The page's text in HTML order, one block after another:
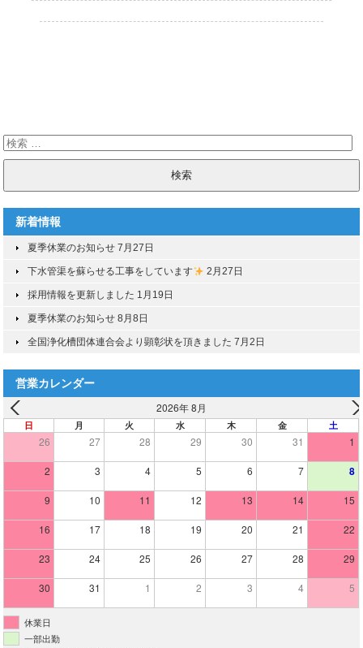
新着情報
夏季休業のお知らせ 7月27日
下水管渠を蘇らせる工事をしています 2月27日
採用情報を更新しました 1月19日
夏季休業のお知らせ 8月8日
全国浄化槽団体連合会より顕彰状を頂きました 7月2日
営業カレンダー
2026年 8月
日 月 火 水 木 金 土
26 27 28 29 30 31 1
2 3 4 5 6 7 8
9 10 11 12 13 14 15
16 17 18 19 20 21 22
23 24 25 26 27 28 29
30 31 1 2 3 4 5
休業日
一部出勤